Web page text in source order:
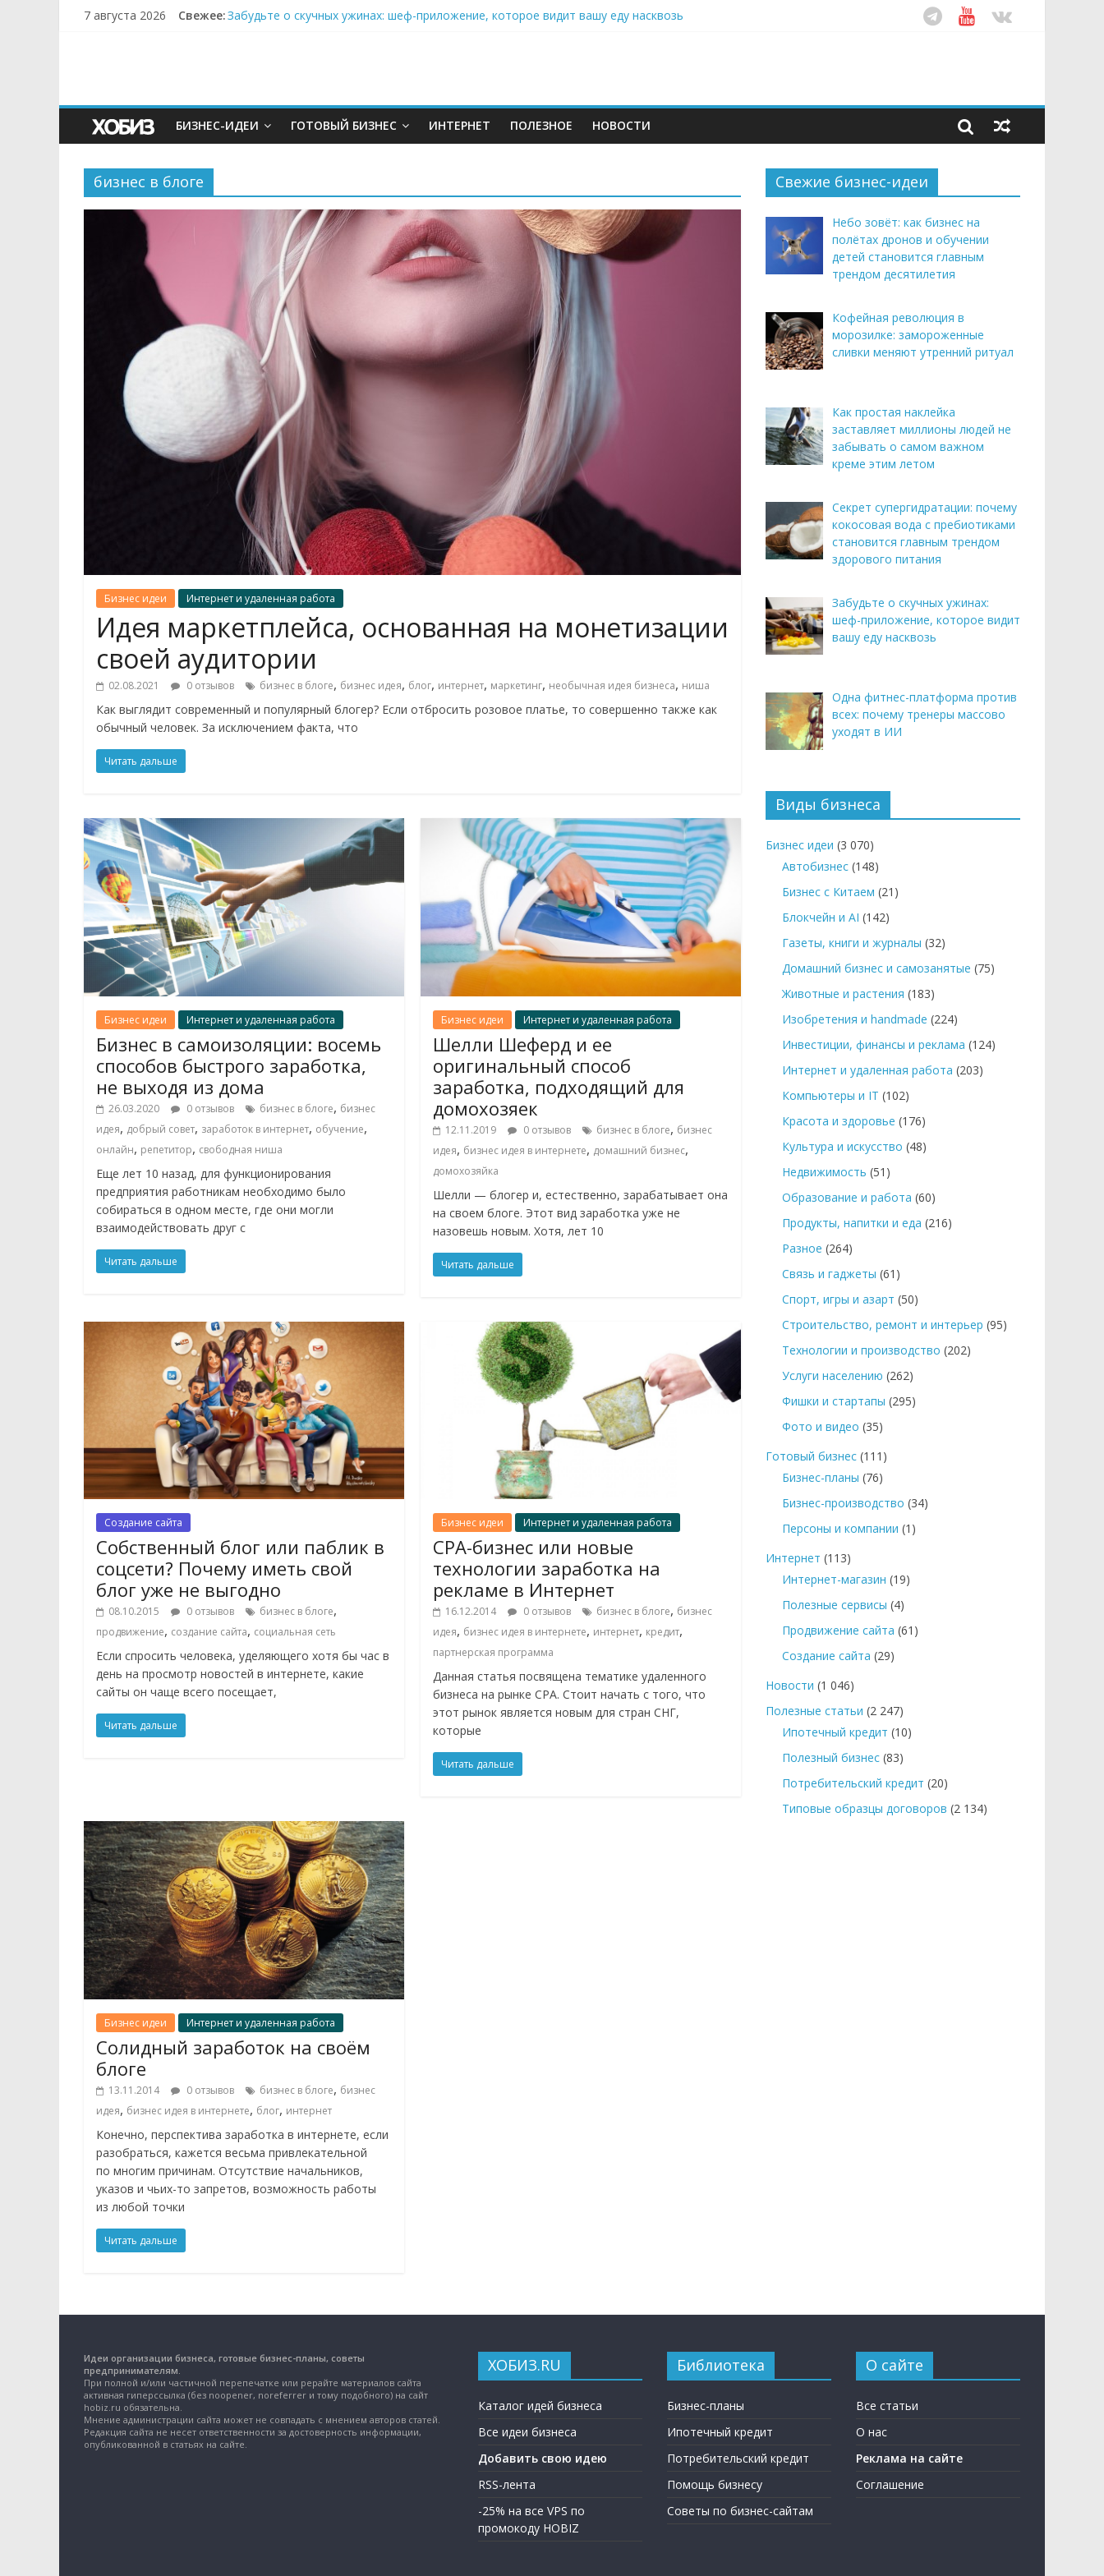
7 августа 2026 Свежее:Забудьте о скучных ужинах: шеф-приложение, которое видит вашу еду насквозь
БИЗНЕС-ИДЕИ ГОТОВЫЙ БИЗНЕС ИНТЕРНЕТ ПОЛЕЗНОЕ НОВОСТИ
бизнес в блоге
Бизнес идеи Интернет и удаленная работа
Идея маркетплейса, основанная на монетизации
своей аудитории
02.08.2021 0 отзывов бизнес в блоге, бизнес идея, блог, интернет, маркетинг, необычная идея бизнеса, ниша
Как выглядит современный и популярный блогер? Если отбросить розовое платье, то совершенно также как
обычный человек. За исключением факта, что
Читать дальше
Бизнес идеи Интернет и удаленная работа
Бизнес в самоизоляции: восемь
способов быстрого заработка,
не выходя из дома
26.03.2020 0 отзывов бизнес в блоге, бизнес
идея, добрый совет, заработок в интернет, обучение,
онлайн, репетитор, свободная ниша
Еще лет 10 назад, для функционирования
предприятия работникам необходимо было
собираться в одном месте, где они могли
взаимодействовать друг с
Читать дальше
Бизнес идеи Интернет и удаленная работа
Шелли Шеферд и ее
оригинальный способ
заработка, подходящий для
домохозяек
12.11.2019 0 отзывов бизнес в блоге, бизнес
идея, бизнес идея в интернете, домашний бизнес,
домохозяйка
Шелли — блогер и, естественно, зарабатывает она
на своем блоге. Этот вид заработка уже не
назовешь новым. Хотя, лет 10
Читать дальше
Создание сайта
Собственный блог или паблик в
соцсети? Почему иметь свой
блог уже не выгодно
08.10.2015 0 отзывов бизнес в блоге,
продвижение, создание сайта, социальная сеть
Если спросить человека, уделяющего хотя бы час в
день на просмотр новостей в интернете, какие
сайты он чаще всего посещает,
Читать дальше
Бизнес идеи Интернет и удаленная работа
CPA-бизнес или новые
технологии заработка на
рекламе в Интернет
16.12.2014 0 отзывов бизнес в блоге, бизнес
идея, бизнес идея в интернете, интернет, кредит,
партнерская программа
Данная статья посвящена тематике удаленного
бизнеса на рынке СРА. Стоит начать с того, что
этот рынок является новым для стран СНГ,
которые
Читать дальше
Бизнес идеи Интернет и удаленная работа
Солидный заработок на своём
блоге
13.11.2014 0 отзывов бизнес в блоге, бизнес
идея, бизнес идея в интернете, блог, интернет
Конечно, перспектива заработка в интернете, если
разобраться, кажется весьма привлекательной
по многим причинам. Отсутствие начальников,
указов и чьих-то запретов, возможность работы
из любой точки
Читать дальше
Свежие бизнес-идеи
Небо зовёт: как бизнес на
полётах дронов и обучении
детей становится главным
трендом десятилетия
Кофейная революция в
морозилке: замороженные
сливки меняют утренний ритуал
Как простая наклейка
заставляет миллионы людей не
забывать о самом важном
креме этим летом
Секрет супергидратации: почему
кокосовая вода с пребиотиками
становится главным трендом
здорового питания
Забудьте о скучных ужинах:
шеф-приложение, которое видит
вашу еду насквозь
Одна фитнес-платформа против
всех: почему тренеры массово
уходят в ИИ
Виды бизнеса
Бизнес идеи (3 070)
Автобизнес (148)
Бизнес с Китаем (21)
Блокчейн и AI (142)
Газеты, книги и журналы (32)
Домашний бизнес и самозанятые (75)
Животные и растения (183)
Изобретения и handmade (224)
Инвестиции, финансы и реклама (124)
Интернет и удаленная работа (203)
Компьютеры и IT (102)
Красота и здоровье (176)
Культура и искусство (48)
Недвижимость (51)
Образование и работа (60)
Продукты, напитки и еда (216)
Разное (264)
Связь и гаджеты (61)
Спорт, игры и азарт (50)
Строительство, ремонт и интерьер (95)
Технологии и производство (202)
Услуги населению (262)
Фишки и стартапы (295)
Фото и видео (35)
Готовый бизнес (111)
Бизнес-планы (76)
Бизнес-производство (34)
Персоны и компании (1)
Интернет (113)
Интернет-магазин (19)
Полезные сервисы (4)
Продвижение сайта (61)
Создание сайта (29)
Новости (1 046)
Полезные статьи (2 247)
Ипотечный кредит (10)
Полезный бизнес (83)
Потребительский кредит (20)
Типовые образцы договоров (2 134)
Идеи организации бизнеса, готовые бизнес-планы, советы
предпринимателям.
При полной и/или частичной перепечатке или рерайте материалов сайта
активная гиперссылка (без noopener, noreferrer и тому подобного) на сайт
hobiz.ru обязательна.
Мнение администрации сайта может не совпадать с мнением авторов статей.
Редакция сайта не несет ответственности за достоверность информации,
опубликованной в статьях на сайте.
ХОБИЗ.RU
Каталог идей бизнеса
Все идеи бизнеса
Добавить свою идею
RSS-лента
-25% на все VPS по
промокоду HOBIZ
Библиотека
Бизнес-планы
Ипотечный кредит
Потребительский кредит
Помощь бизнесу
Советы по бизнес-сайтам
О сайте
Все статьи
О нас
Реклама на сайте
Соглашение